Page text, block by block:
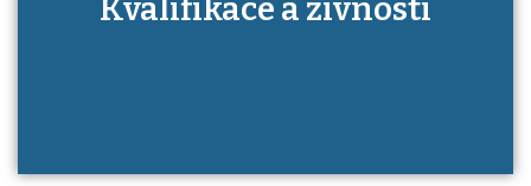
má získání autorizace?
Kvalifikace a živnosti